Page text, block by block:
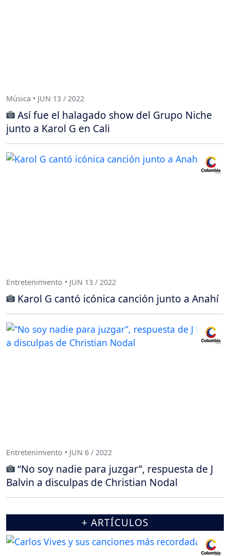
Música • JUN 13 / 2022
Así fue el halagado show del Grupo Niche
junto a Karol G en Cali
Entretenimiento • JUN 13 / 2022
Karol G cantó icónica canción junto a Anahí
Entretenimiento • JUN 6 / 2022
“No soy nadie para juzgar”, respuesta de J
Balvin a disculpas de Christian Nodal
+ ARTÍCULOS